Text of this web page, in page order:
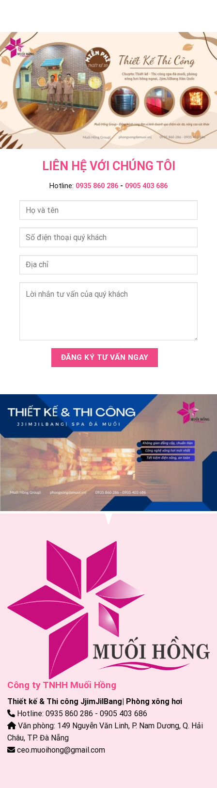
Group
JjimJilBang
Muối
Hồng
Group
Ngâm
Onsen
–
Muối
Hồng
Group
LIÊN HỆ VỚI CHÚNG TÔI
Hotline: 0935 860 286 - 0905 403 686
Công ty TNHH Muối Hồng
Thiết kế & Thi công JjimJilBang| Phòng xông hơi
Hotline: 0935 860 286 - 0905 403 686
Văn phòng: 149 Nguyễn Văn Linh, P. Nam Dương, Q. Hải
Châu, TP. Đà Nẵng
ceo.muoihong@gmail.com